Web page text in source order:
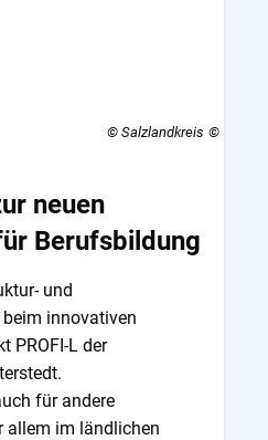
© Salzlandkreis
neuen
Berufsbildung
und
innovativen
PROFI-L der
für andere
allem im ländlichen